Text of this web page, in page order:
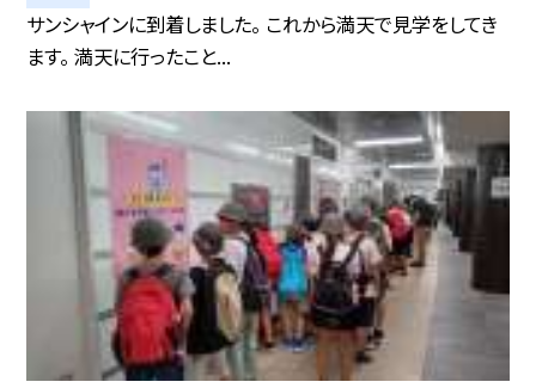
サンシャインに到着しました。 これから満天で見学をしてき
ます。 満天に行ったこと...